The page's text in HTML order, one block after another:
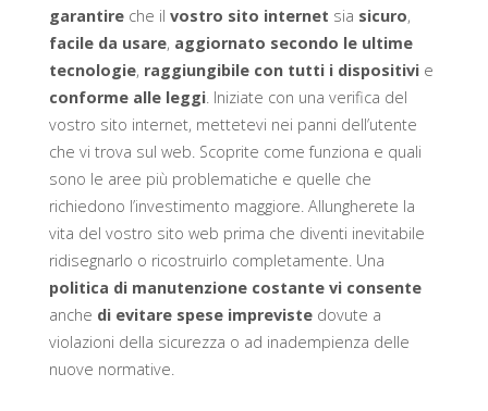
garantireche il vostro sito internet sia sicuro,
facile da usare, aggiornato secondo le ultime
tecnologie, raggiungibile con tutti i dispositivie
conforme alle leggi. Iniziate con una verifica del
vostro sito internet, mettetevi nei panni dell’utente
che vi trova sul web. Scoprite come funziona e quali
sono le aree più problematiche e quelle che
richiedono l’investimento maggiore. Allungherete la
vita del vostro sito web prima che diventi inevitabile
ridisegnarlo o ricostruirlo completamente. Una
politica di manutenzione costante vi consente
anche di evitare spese imprevistedovute a
violazioni della sicurezza o ad inadempienza delle
nuove normative.